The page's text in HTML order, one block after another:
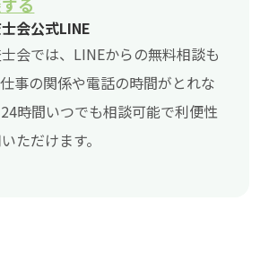
る
会公式LINE
会では、LINEからの無料相談も
事の関係や電話の時間がとれな
時間いつでも相談可能で利便性
ただけます。